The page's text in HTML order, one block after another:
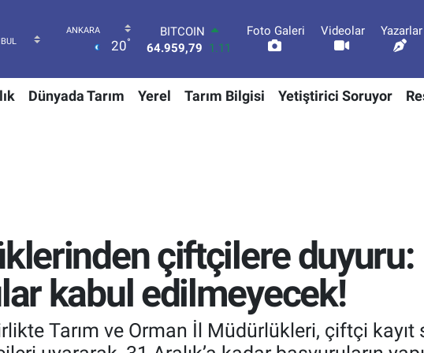
20°
DOLAR
47,7436
0.18
55,2510 0.32
STERLİN
Foto Galeri Videolar Yazarlar
Dünyada Tarım Yerel Tarım Bilgisi Yetiştirici Soruyor
çiftçilere duyuru:
kabul edilmeyecek!
Tarım ve Orman İl Müdürlükleri, çiftçi kayıt